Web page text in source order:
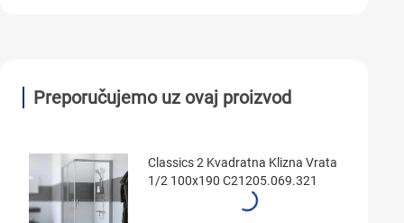
Preporučujemo uz ovaj proizvod
Classics 2 Kvadratna Klizna Vrata
1/2 100x190 C21205.069.321